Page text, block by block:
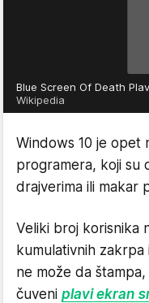
Blue Screen Of Death
Wikipedia
Windows 10 je opet
programera, koji su
drajverima ili makar
Veliki broj korisnika
kumulativnih zakrpa
ne može da
čuveni plavi ekran